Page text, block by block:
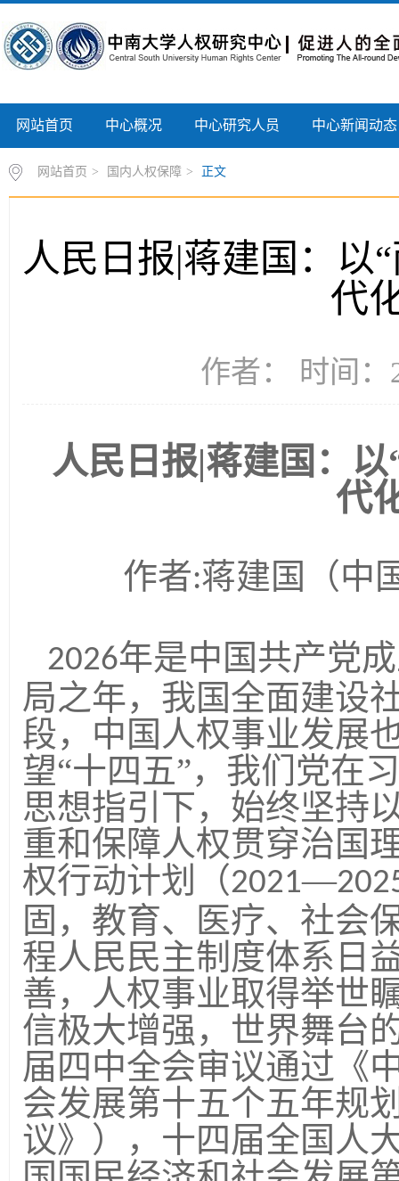
网站首页 中心概况 中心研究人员 中心新闻动态
网站首页 > 国内人权保障 > 正文
人民日报|蒋建国：以
代
作者： 时间：
人民日报|蒋建国：
代
作者:蒋建国 （
2026年是中国共产党
局之年，我国全面建设
段，中国人权事业发展
望“十四五”，我们党在
思想指引下，始终坚持
重和保障人权贯穿治国
权行动计划
（2021—
固，教育、医疗、社会
程人民民主制度体系日
善，人权事业取得举世
信极大增强，世界舞台
届四中全会审议通过《
会发展第十五个五年规
议》），十四届全国人